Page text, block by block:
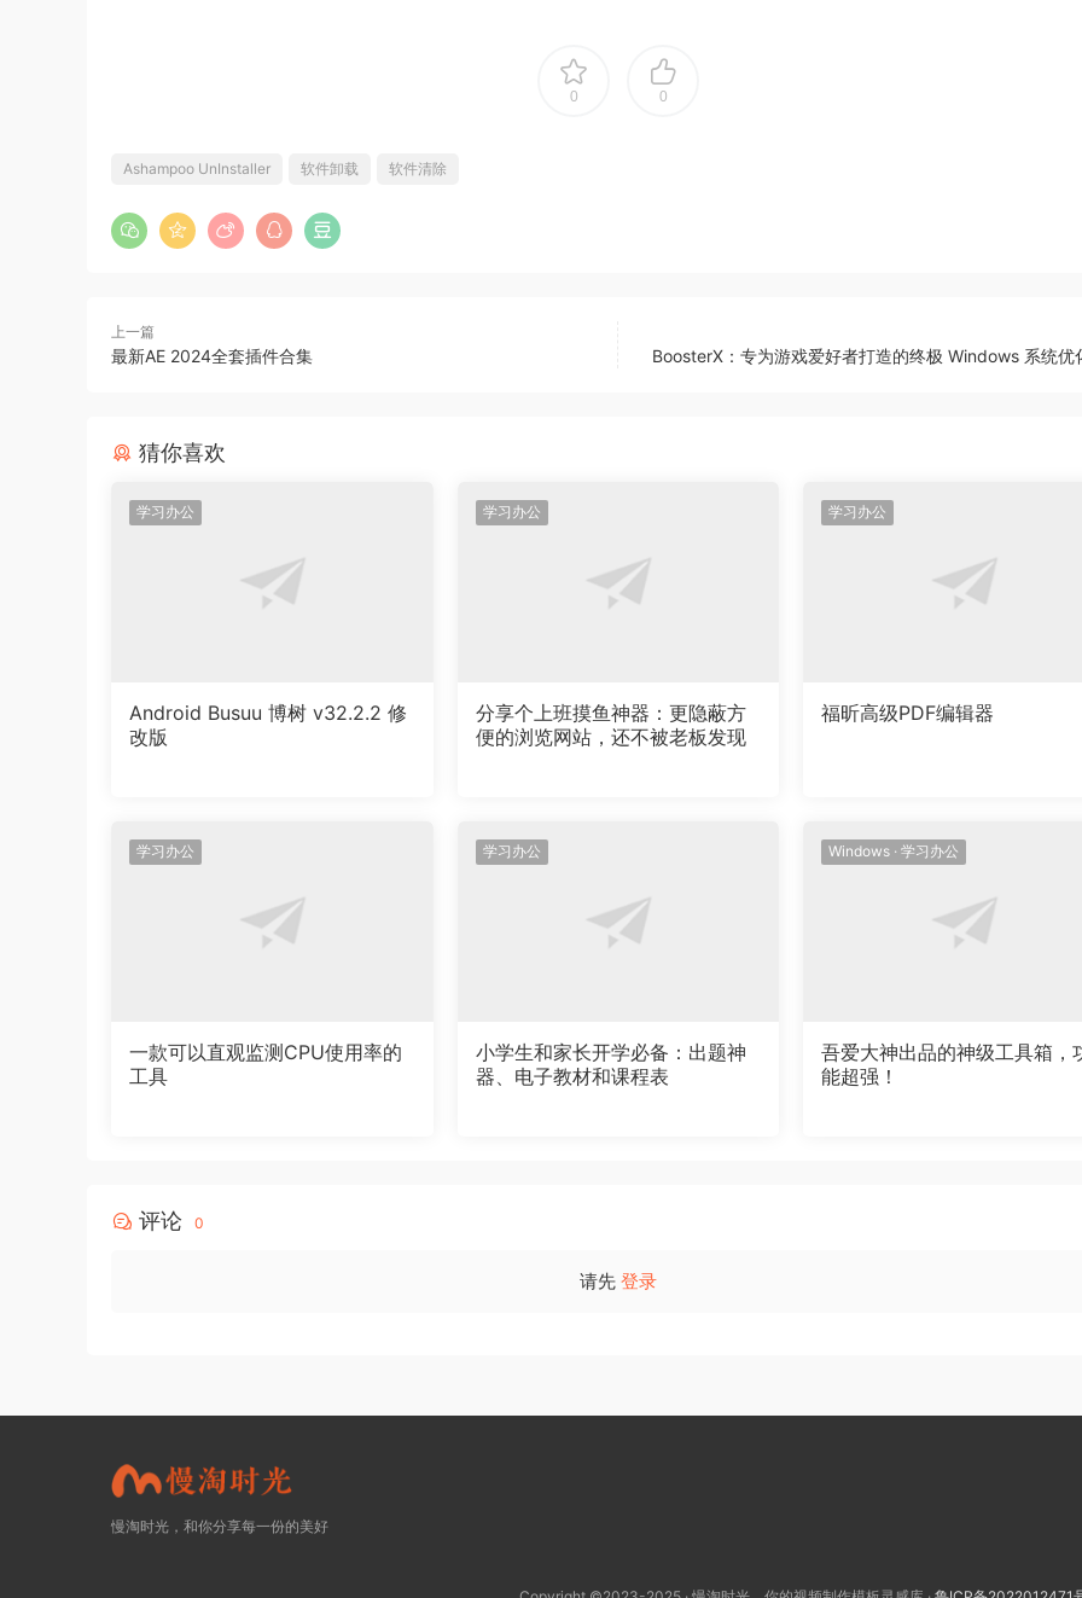
到这里就搞定了，非常简单！
到这里就搞定了，如果你感觉申请麻烦，毛毛也给你提供UnInstaller绿色版本，一键打开即用。
0 0
Ashampoo UnInstaller 软件卸载 软件清除
上一篇
最新AE 2024全套插件合集 BoosterX：专为游戏爱好者打造的终极 Windows 系统优
猜你喜欢
学习办公
Android Busuu 博树 v32.2.2 修
改版
学习办公
分享个上班摸鱼神器：更隐蔽方
便的浏览网站，还不被老板发现
学习办公
福昕高级PDF编辑器
学习办公
一款可以直观监测CPU使用率的
工具
学习办公
小学生和家长开学必备：出题神
器、电子教材和课程表
Windows ·学习办公
吾爱大神出品的神级工具箱，
能超强！
评论 0
请先 登录
慢淘时光，和你分享每一份的美好